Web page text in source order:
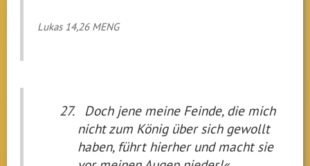
Lukas 14,26 MENG
Doch jene meine Feinde, die mich
nicht zum König über sich gewollt
haben, führt hierher und macht sie